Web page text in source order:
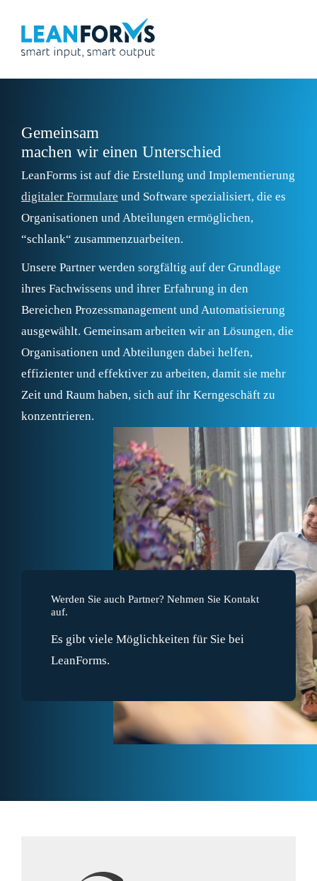
Gemeinsam
machen wir einen Unterschied
LeanForms ist auf die Erstellung und Implementierung
digitaler Formulare und Software spezialisiert, die es
Organisationen und Abteilungen ermöglichen,
“schlank“ zusammenzuarbeiten.
Unsere Partner werden sorgfältig auf der Grundlage
ihres Fachwissens und ihrer Erfahrung in den
Bereichen Prozessmanagement und Automatisierung
ausgewählt. Gemeinsam arbeiten wir an Lösungen, die
Organisationen und Abteilungen dabei helfen,
effizienter und effektiver zu arbeiten, damit sie mehr
Zeit und Raum haben, sich auf ihr Kerngeschäft zu
konzentrieren.
Werden Sie auch Partner? Nehmen Sie Kontakt
auf.
Es gibt viele Möglichkeiten für Sie bei
LeanForms.